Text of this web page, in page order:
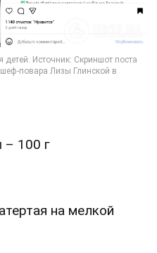
100 г
на мелкой